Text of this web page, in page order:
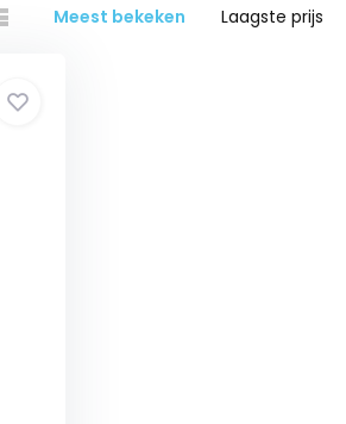
Meest bekeken Laagste prijs